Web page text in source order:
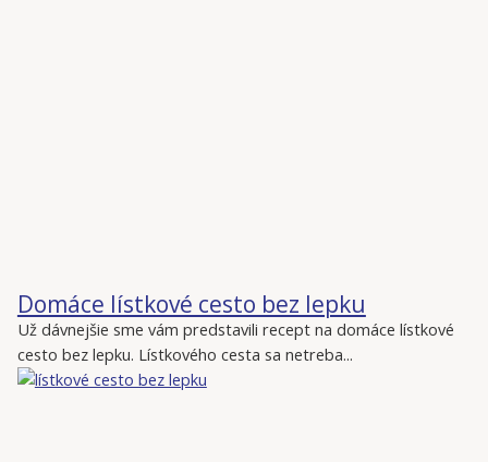
Domáce lístkové cesto bez lepku
Už dávnejšie sme vám predstavili recept na domáce lístkové
cesto bez lepku. Lístkového cesta sa netreba...